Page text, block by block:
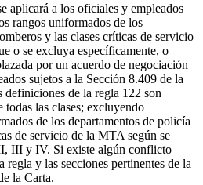
aplicará a los oficiales y empleados
rangos uniformados de los
y las clases críticas de servicio
o se excluya específicamente, o
por un acuerdo de negociación
sujetos a la Sección 8.409 de la
definiciones de la regla 122 son
todas las clases; excluyendo
de los departamentos de policía
de servicio de la MTA según se
III y IV. Si existe algún conflicto
regla y las secciones pertinentes de la
la Carta.